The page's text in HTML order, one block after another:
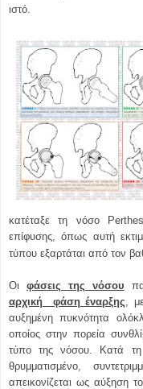
ιστό.
κατέταξε τη νόσο
επίφυσης, όπως αυτή
τύπου εξαρτάται από τον
Οι φάσεις της νόσου
αρχική φάση έναρξης ,
αυξημένη πυκνότητα
οποίος στην πορεία
τύπο της νόσου. Κατά τη
θρυμματισμένο,
απεικονίζεται ως αύξηση